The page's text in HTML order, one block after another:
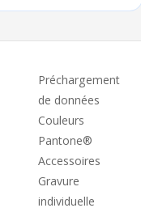
Préchargement
de données
Couleurs
Pantone®
Accessoires
Gravure
individuelle